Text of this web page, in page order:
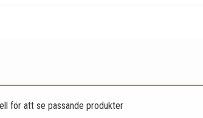
för att se passande produkter